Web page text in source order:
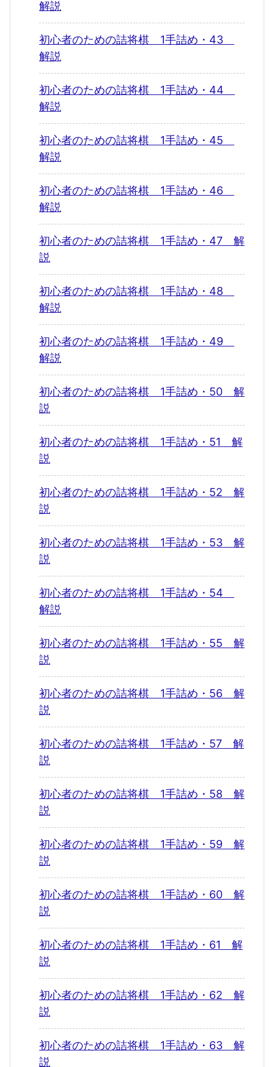
解説
初心者のための詰将棋 1手詰め・43
解説
初心者のための詰将棋 1手詰め・44
解説
初心者のための詰将棋 1手詰め・45
解説
初心者のための詰将棋 1手詰め・46
解説
初心者のための詰将棋 1手詰め・47 解
説
初心者のための詰将棋 1手詰め・48
解説
初心者のための詰将棋 1手詰め・49
解説
初心者のための詰将棋 1手詰め・50 解
説
初心者のための詰将棋 1手詰め・51 解
説
初心者のための詰将棋 1手詰め・52 解
説
初心者のための詰将棋 1手詰め・53 解
説
初心者のための詰将棋 1手詰め・54
解説
初心者のための詰将棋 1手詰め・55 解
説
初心者のための詰将棋 1手詰め・56 解
説
初心者のための詰将棋 1手詰め・57 解
説
初心者のための詰将棋 1手詰め・58 解
説
初心者のための詰将棋 1手詰め・59 解
説
初心者のための詰将棋 1手詰め・60 解
説
初心者のための詰将棋 1手詰め・61 解
説
初心者のための詰将棋 1手詰め・62 解
説
初心者のための詰将棋 1手詰め・63 解
説